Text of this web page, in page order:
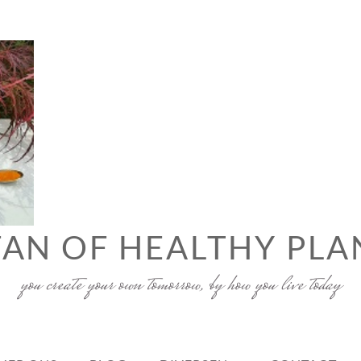
OF HEALTHY
you create your own tomorrow, by how you live today